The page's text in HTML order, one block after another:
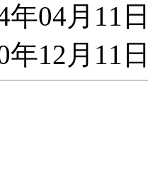
年04月11
年12月11